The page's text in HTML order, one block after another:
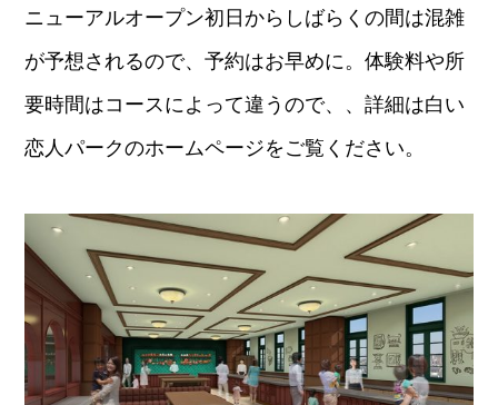
ニューアルオープン初日からしばらくの間は混雑
が予想されるので、予約はお早めに。体験料や所
要時間はコースによって違うので、、詳細は白い
恋人パークのホームページをご覧ください。